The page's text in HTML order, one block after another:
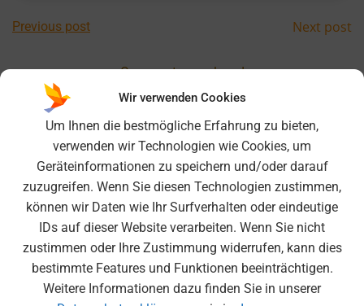
Wir verwenden Cookies
Um Ihnen die bestmögliche Erfahrung zu bieten,
verwenden wir Technologien wie Cookies, um
Geräteinformationen zu speichern und/oder darauf
zuzugreifen. Wenn Sie diesen Technologien zustimmen,
können wir Daten wie Ihr Surfverhalten oder eindeutige
IDs auf dieser Website verarbeiten. Wenn Sie nicht
zustimmen oder Ihre Zustimmung widerrufen, kann dies
bestimmte Features und Funktionen beeinträchtigen.
Weitere Informationen dazu finden Sie in unserer
Post
navigation
Previous post
Post
Next post
Comments are closed
Neueste Beiträge
Nordcup 25/26 am FC Bayern Campus – Titel erfolgreich
verteidigt!
6K United – Ein unvergessliches Erlebnis in der